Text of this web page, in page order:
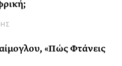
«Πώς Φτάνεις